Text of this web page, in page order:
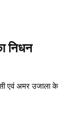
निधन
एवं अमर उजाला के